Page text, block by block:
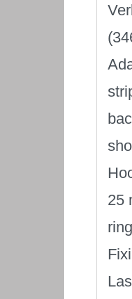
25
ring